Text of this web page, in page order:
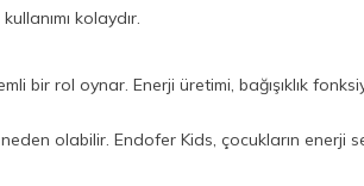
kolaydır.
bir rol oynar. Enerji üretimi, bağışıklık
olabilir. Endofer Kids, çocukların enerji